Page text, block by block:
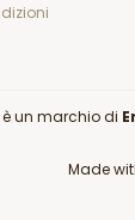
è un marchio di
Made